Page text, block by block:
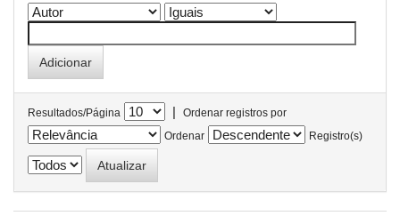
Resultados/Página |
Ordenar registros por
Ordenar
Registro(s)